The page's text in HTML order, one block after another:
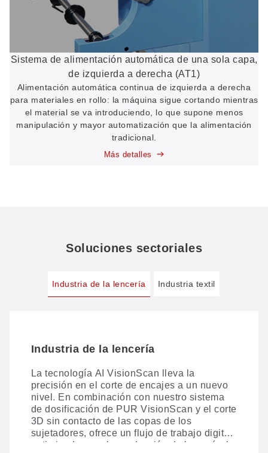
Sistema de alimentación automática de una sola capa,
de izquierda a derecha (AT1)
Alimentación automática continua de izquierda a derecha
para materiales en rollo: la máquina sigue cortando mientras
el material se va introduciendo, lo que supone menos
manipulación y mayor automatización que la alimentación
tradicional.
Más detalles
Soluciones sectoriales
Industria de la lencería Industria textil
Industria de la lencería
La tecnología AI VisionScan lleva la
precisión en el corte de encajes a un nuevo
nivel. En combinación con nuestro sistema
de dosificación de PUR VisionScan y el corte
3D sin contacto de las copas de los
sujetadores, ofrece un flujo de trabajo digital
optimizado para la producción de lencería, lo
Industria textil
Corte digital integral: precisión en cada capa.
Gracias a nuestras innovadoras soluciones
de proceso, lideramos la transformación
digital de la producción de tejidos,
ofreciendo un corte impecable, desde una
sola capa hasta múltiples capas.